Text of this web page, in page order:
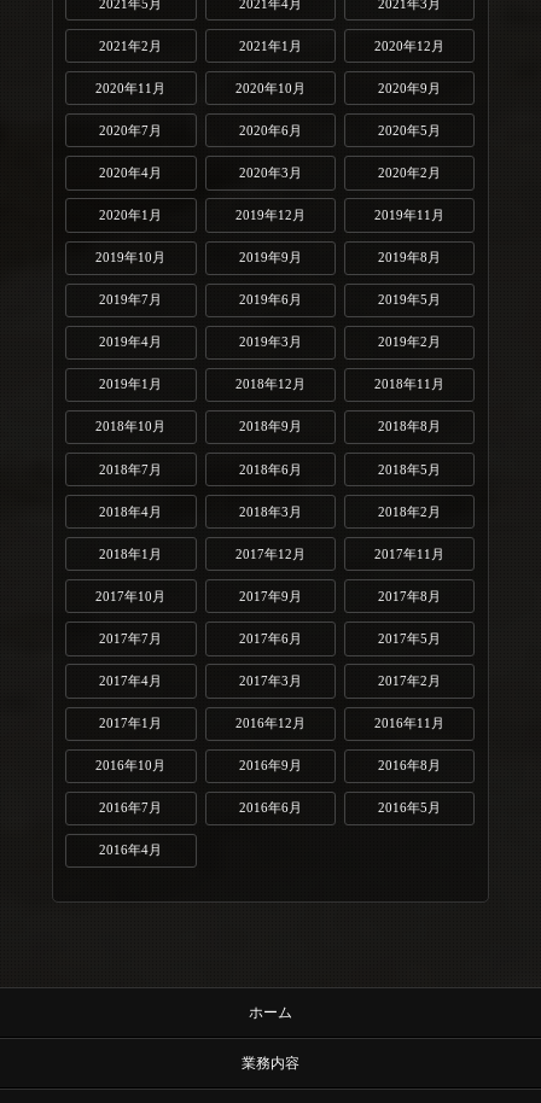
2021年5月 2021年4月 2021年3月
2021年2月 2021年1月 2020年12月
2020年11月 2020年10月 2020年9月
2020年7月 2020年6月 2020年5月
2020年4月 2020年3月 2020年2月
2020年1月 2019年12月 2019年11月
2019年10月 2019年9月 2019年8月
2019年7月 2019年6月 2019年5月
2019年4月 2019年3月 2019年2月
2019年1月 2018年12月 2018年11月
2018年10月 2018年9月 2018年8月
2018年7月 2018年6月 2018年5月
2018年4月 2018年3月 2018年2月
2018年1月 2017年12月 2017年11月
2017年10月 2017年9月 2017年8月
2017年7月 2017年6月 2017年5月
2017年4月 2017年3月 2017年2月
2017年1月 2016年12月 2016年11月
2016年10月 2016年9月 2016年8月
2016年7月 2016年6月 2016年5月
2016年4月
ホーム
業務内容